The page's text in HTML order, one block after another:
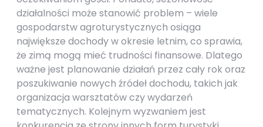
działalności może stanowić problem – wiele
gospodarstw agroturystycznych osiąga
największe dochody w okresie letnim, co sprawia,
że zimą mogą mieć trudności finansowe. Dlatego
ważne jest planowanie działań przez cały rok oraz
poszukiwanie nowych źródeł dochodu, takich jak
organizacja warsztatów czy wydarzeń
tematycznych. Kolejnym wyzwaniem jest